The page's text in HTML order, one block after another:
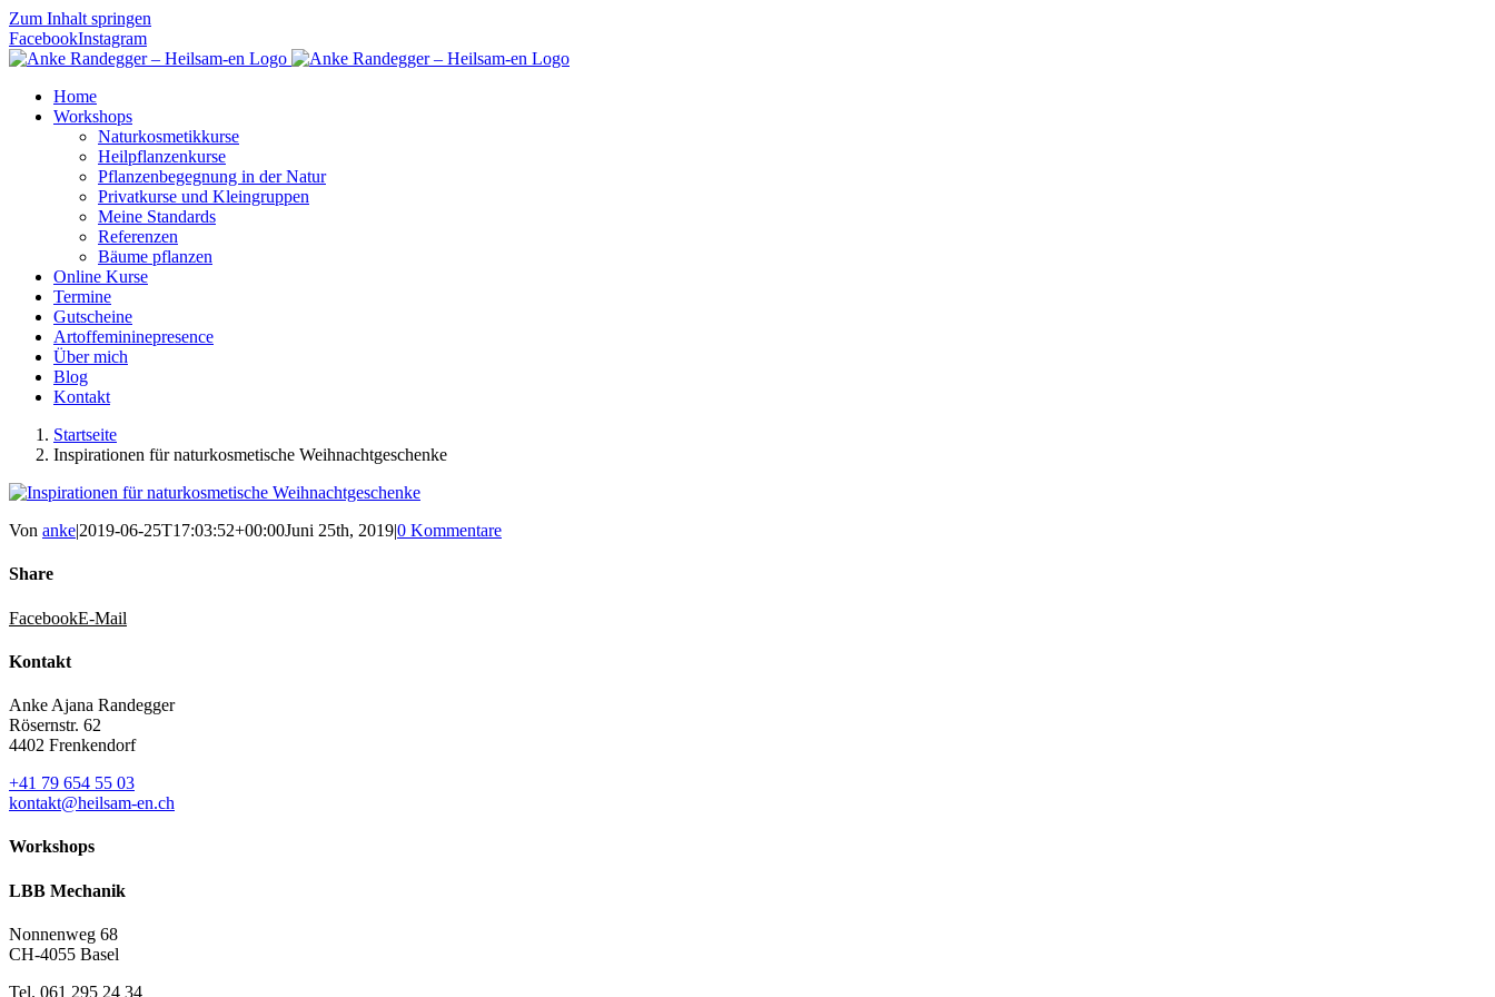
Zum Inhalt springen
FacebookInstagram
Home
Workshops
Naturkosmetikkurse
Heilpflanzenkurse
Pflanzenbegegnung in der Natur
Privatkurse und Kleingruppen
Meine Standards
Referenzen
Bäume pflanzen
Online Kurse
Termine
Gutscheine
Artoffemininepresence
Über mich
Blog
Kontakt
Startseite
Inspirationen für naturkosmetische Weihnachtgeschenke
Von anke|2019-06-25T17:03:52+00:00Juni 25th, 2019|0 Kommentare
Share
FacebookE-Mail
Kontakt
Anke Ajana Randegger
Rösernstr. 62
4402 Frenkendorf
+41 79 654 55 03
kontakt@heilsam-en.ch
Workshops
LBB Mechanik
Nonnenweg 68
CH-4055 Basel
Tel. 061 295 24 34